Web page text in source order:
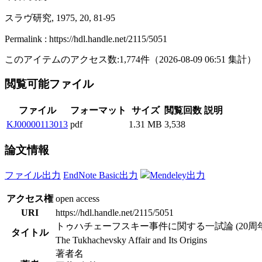
スラヴ研究, 1975, 20, 81-95
Permalink : https://hdl.handle.net/2115/5051
このアイテムのアクセス数:1,774件 （2026-08-09 06:51 集計）
閲覧可能ファイル
ファイル フォーマット サイズ 閲覧回数 説明
KJ00000113013 pdf 1.31 MB 3,538
論文情報
ファイル出力 EndNote Basic出力 Mendeley出力
アクセス権 open access
URI
https://hdl.handle.net/2115/5051
タイトル
トゥハチェーフスキー事件に関する一試論 (20周
The Tukhachevsky Affair and Its Origins
著者名